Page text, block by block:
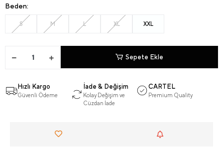
Beden:
S M L XL XXL
Sepete Ekle
Hızlı Kargo
Güvenli Ödeme
İade & Değişim
Kolay Değişim ve
Cüzdan İade
CARTEL
Premium Quality